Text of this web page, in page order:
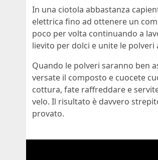
In una ciotola abbastanza
elettrica fino ad ottenere un
poco per volta continuando a
lievito per dolci e unite le
Quando le polveri saranno ben
versate il composto e cuocete
cottura, fate raffreddare e
velo. Il risultato è davvero
provato.